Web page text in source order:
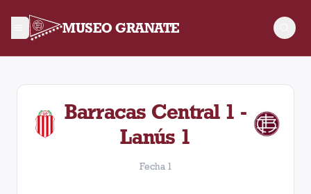
MUSEO GRANATE
Fecha 1. Partido entre Lanús y Barracas Central disputado
Barracas Central 1 -
Lanús 1
Fecha 1